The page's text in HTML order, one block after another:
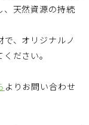
、天然資源の持続
、オリジナルノ
ださい。
よりお問い合わせ